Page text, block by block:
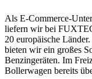
Als E-Commerce-
liefern wir bei
20 europäische
bieten wir ein großes
Benzingeräten. Im
Bollerwagen bereits